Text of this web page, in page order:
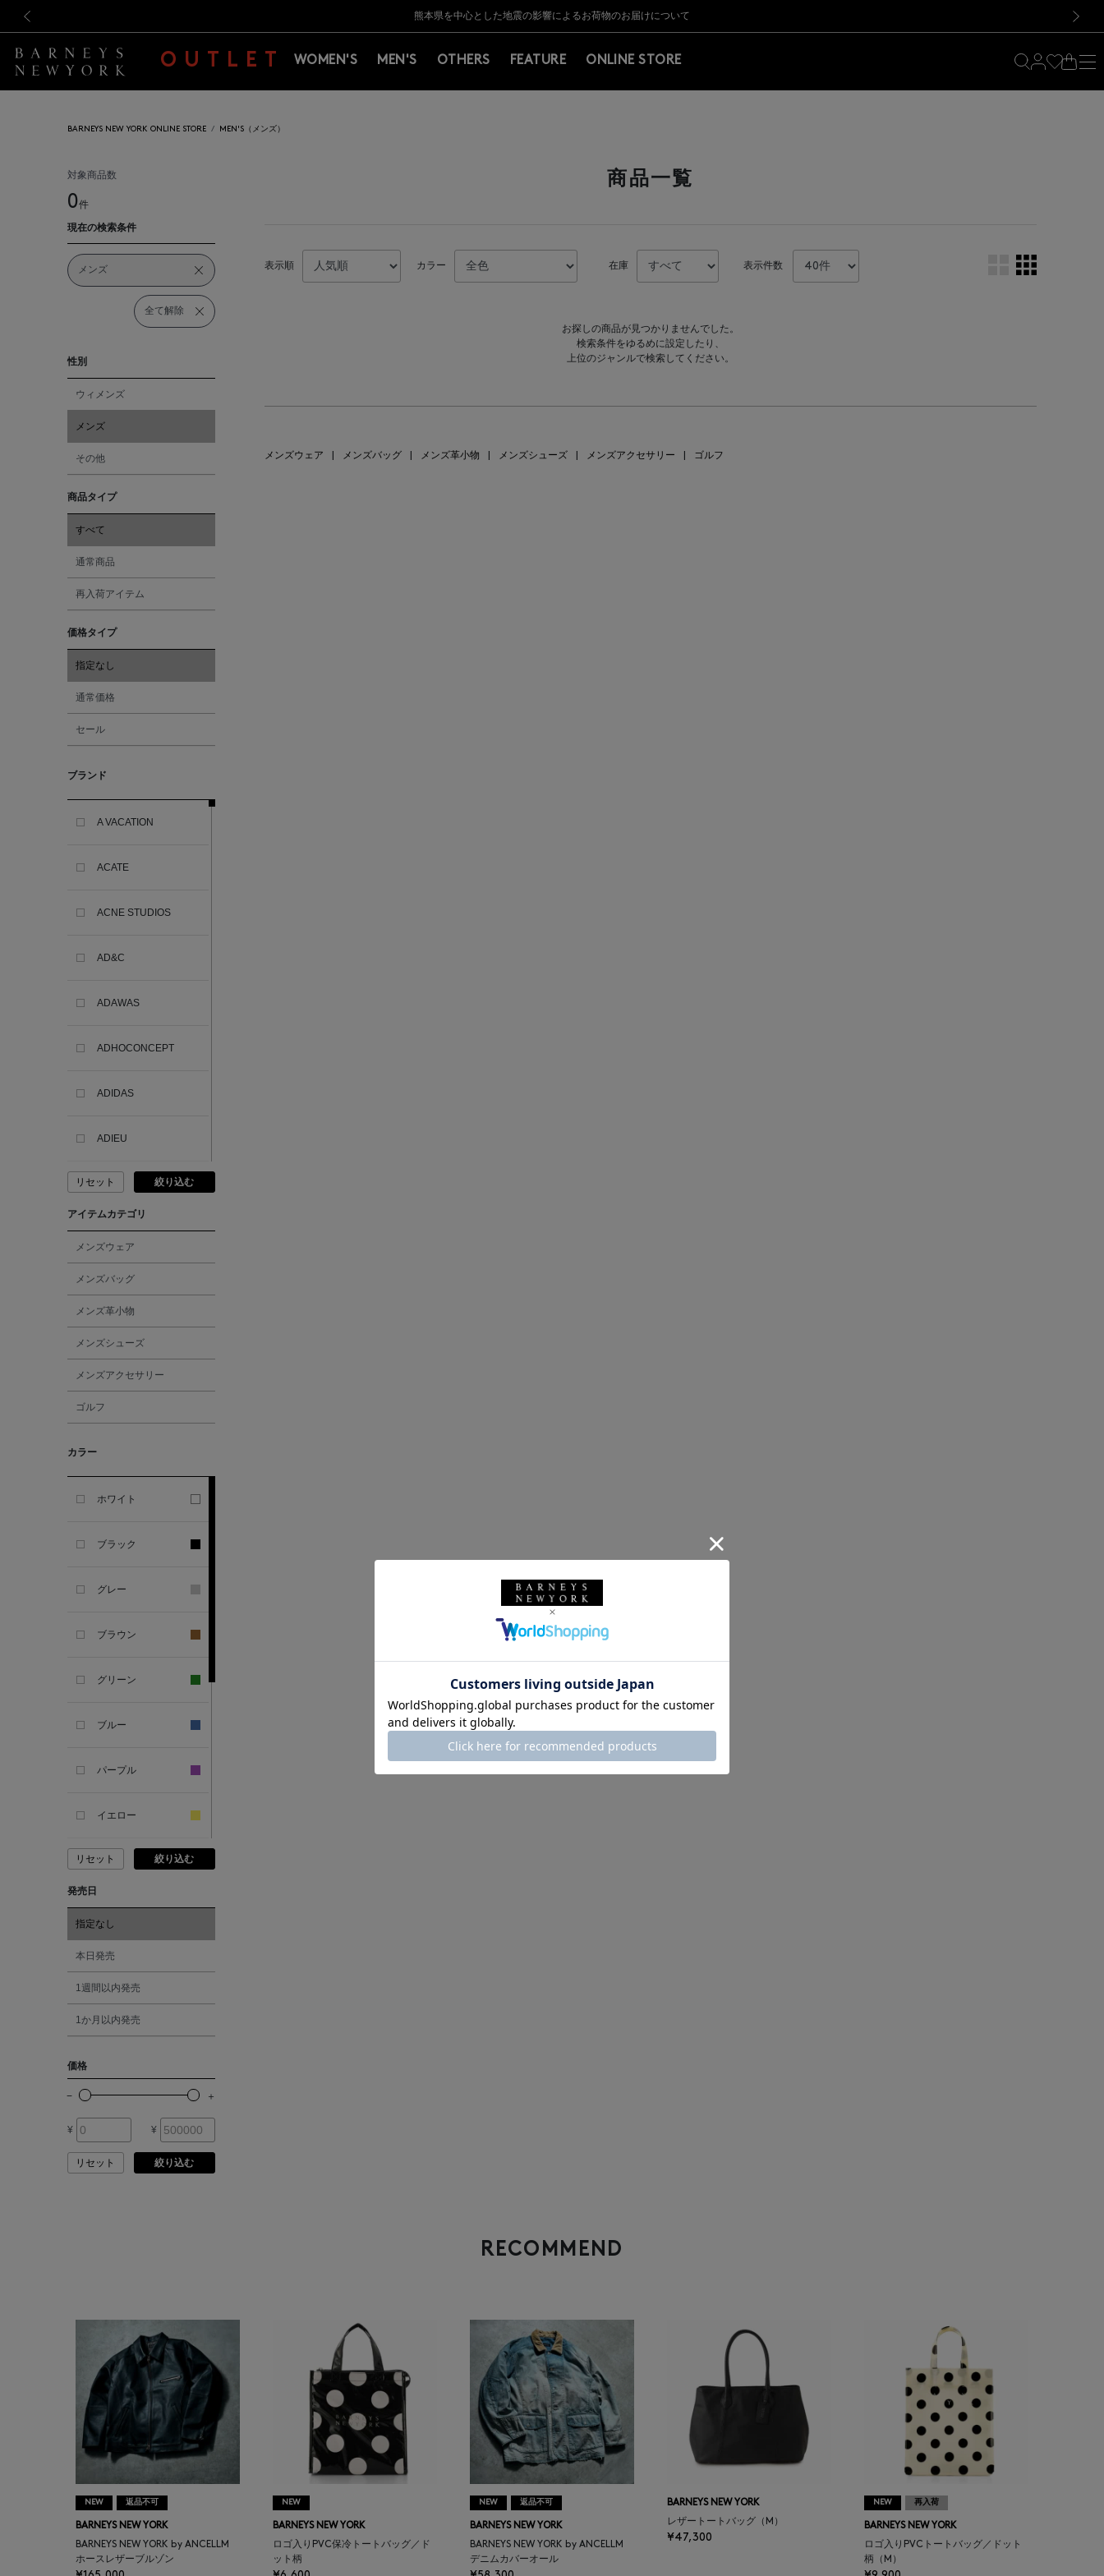
新規登録のお客様も対象！＜MY BARNEYS＞会員のお客様は11,000円（税込）以上のお買上げで常時送料無料！お買い物の際は会員登録を！
【夏季休業に伴う返品・交換承り一時停止のお知らせ】（2026.8.5）
熊本県を中心とした地震の影響によるお荷物のお届けについて
【開催中】SUMMER SALEのご案内・ご注意事項
新規登録のお客様も対象！＜MY BARNEYS＞会員のお客様は11,000円（税込）以上のお買上げで常時送料無料！お買い物の際は会員登録を！
【夏季休業に伴う返品・交換承り一時停止のお知らせ】（2026.8.5）
OUTLET WOMEN'S MEN'S OTHERS FEATURE ONLINE STORE
BARNEYS NEW YORK ONLINE STORE MEN'S（メンズ）
対象商品数
0件
現在の検索条件
メンズ
全て解除
性別
ウィメンズ
メンズ
その他
商品タイプ
すべて
通常商品
再入荷アイテム
価格タイプ
指定なし
通常価格
セール
ブランド
A VACATION
ACATE
ACNE STUDIOS
AD&C
ADAWAS
ADHOCONCEPT
ADIDAS
ADIEU
ADLIN HUE
ADVISORY BOARD
CRYSTALS
AKIKO OGAWA.
ALBERT THURSTON
SANDAL
ANDERSONS
ANTIPAST
ANYA HINDMARCH
ARCS LONDON
ASAUCE MELER
ATHLETICS FTWR
ATTO VANNUCCI
FIRENZE
AURALEE
AUTRY
BAGUTTA
リセット 絞り込む
アイテムカテゴリ
メンズウェア
メンズバッグ
メンズ革小物
メンズシューズ
メンズアクセサリー
ゴルフ
カラー
ホワイト
ブラック
グレー
ブラウン
グリーン
ブルー
パープル
イエロー
ピンク
レッド
オレンジ
シルバー
リセット 絞り込む
発売日
指定なし
本日発売
1週間以内発売
1か月以内発売
価格
¥ ¥
リセット 絞り込む
商品一覧
表示順 カラー 在庫 表示件数
お探しの商品が見つかりませんでした。
検索条件をゆるめに設定したり、
上位のジャンルで検索してください。
メンズウェア メンズバッグ メンズ革小物 メンズシューズ メンズアクセサリー ゴルフ
RECOMMEND
NEW 返品不可
BARNEYS NEW YORK
BARNEYS NEW YORK by ANCELLM
ホースレザーブルゾン
NEW
BARNEYS NEW YORK
ロゴ入りPVC保冷トートバッグ／ド
ット柄
NEW 返品不可
BARNEYS NEW YORK
BARNEYS NEW YORK by ANCELLM
デニムカバーオール
BARNEYS NEW YORK
レザートートバッグ（M）
¥47,300
NEW 再入荷
BARNEYS NEW YORK
ロゴ入りPVCトートバッグ／ドット
柄（M）